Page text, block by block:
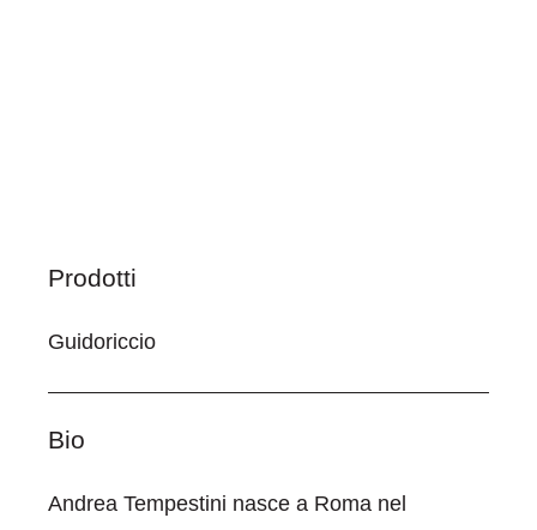
Prodotti
Guidoriccio
Bio
Andrea Tempestini nasce a Roma nel